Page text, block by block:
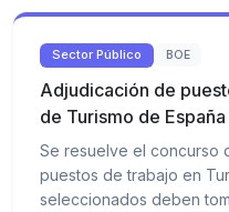
Sector Público BOE
Adjudicación de
de Turismo de
Se resuelve el concurso
puestos de trabajo en
seleccionados deben